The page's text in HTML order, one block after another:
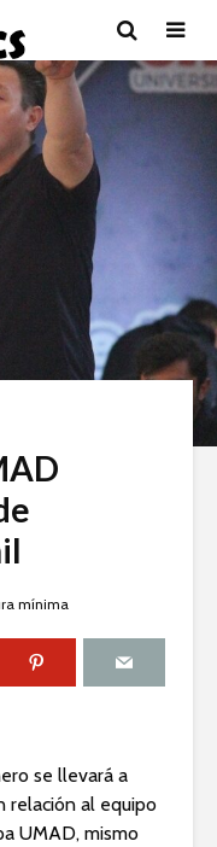
mínima
se llevará a
relación al equipo
UMAD, mismo